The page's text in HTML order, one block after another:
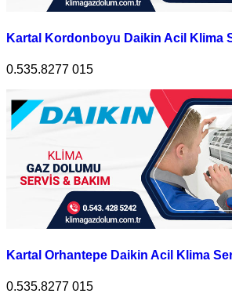
Kartal Kordonboyu Daikin Acil Klima
0.535.8277 015
Kartal Orhantepe Daikin Acil Klima
0.535.8277 015